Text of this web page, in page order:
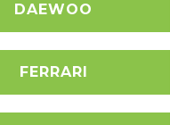
DAEWOO
FERRARI